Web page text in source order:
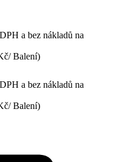
a bez nákladů na
/ Balení)
a bez nákladů na
/ Balení)